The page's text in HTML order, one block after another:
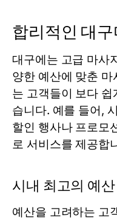
합리적인 대
대구에는 고급 마사
양한 예산에 맞춘
는 고객들이 보다
습니다. 예를 들어,
할인 행사나 프로모
로 서비스를 제공합
시내 최고의 예
예산을 고려하는 고